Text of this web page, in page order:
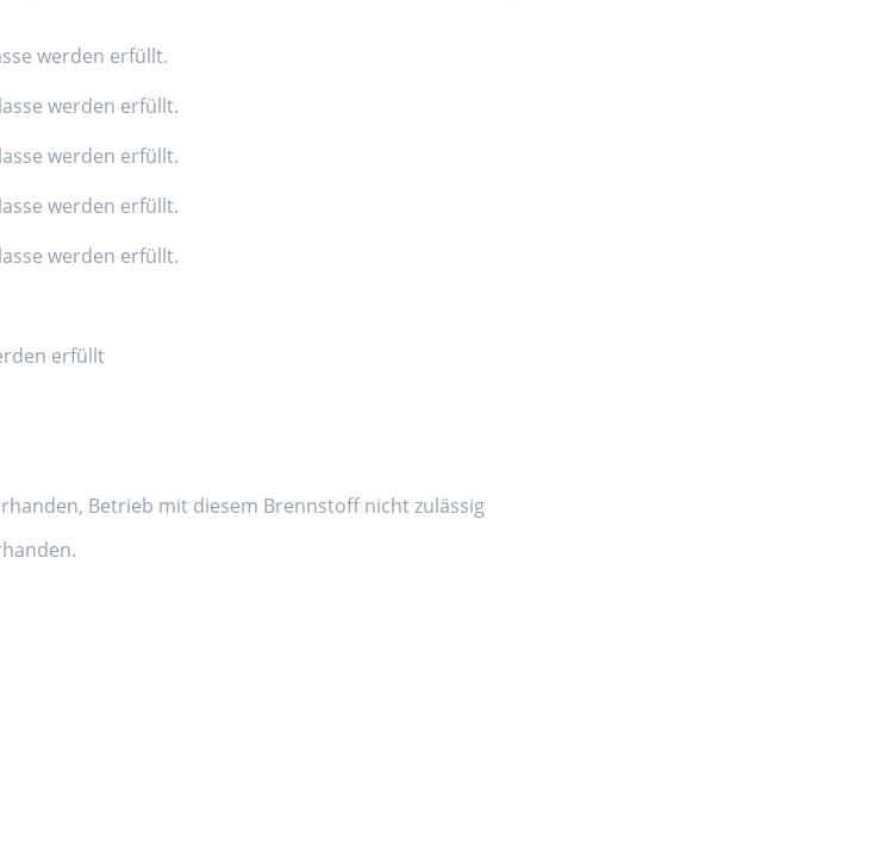
werden erfüllt.
werden erfüllt.
werden erfüllt.
werden erfüllt.
werden erfüllt.
erfüllt
Betrieb mit diesem Brennstoff nicht zulässig